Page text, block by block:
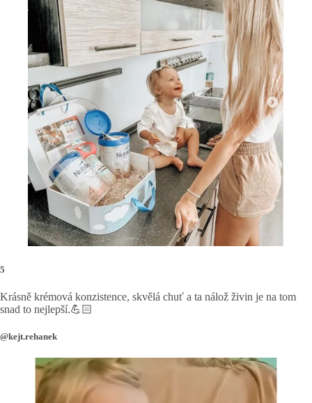
5
Krásně krémová konzistence, skvělá chuť a ta nálož živin je na tom
snad to nejlepší.💪🏻
@kejt.rehanek